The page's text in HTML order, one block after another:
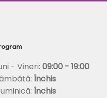
- Vineri: 09:00 - 19:00
Închis
Închis